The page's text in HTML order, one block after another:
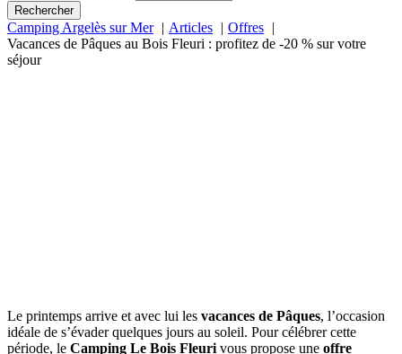
Rechercher
Camping Argelès sur Mer Articles
Offres
Vacances de Pâques au Bois Fleuri : profitez de -20 % sur votre
séjour
Le printemps arrive et avec lui les vacances de Pâques, l’occasion
idéale de s’évader quelques jours au soleil. Pour célébrer cette
période, le Camping Le Bois Fleuri vous propose une offre